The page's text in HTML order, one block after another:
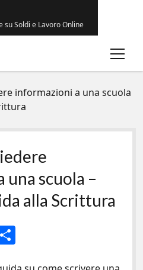
su Soldi e Lavoro Online
open
informazioni a una scuola
scuola –
alla Scrittura
C